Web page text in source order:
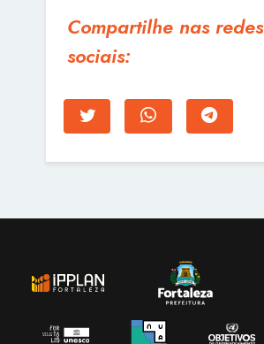
Compartilhe nas redes
sociais: